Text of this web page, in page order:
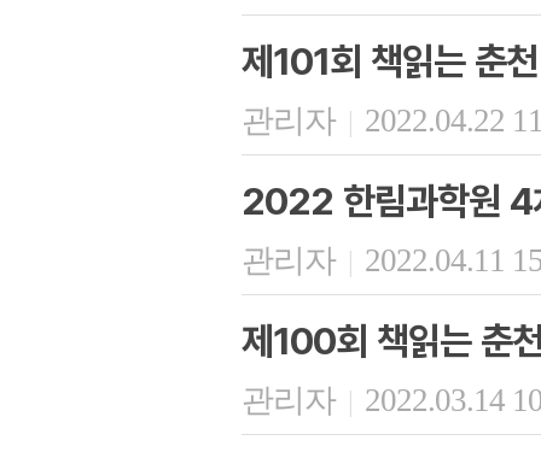
제101회 책읽는 춘천
관리자 | 2022.04.22
2022 한림과학원 4
관리자 | 2022.04.11
제100회 책읽는 춘
관리자 | 2022.03.14